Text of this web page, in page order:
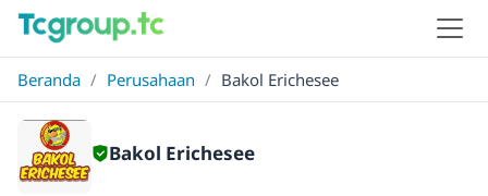
Beranda / Perusahaan / Bakol Erichesee
Bakol Erichesee